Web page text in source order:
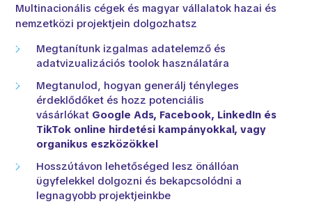
Multinacionális cégek és magyar vállalatok hazai és
nemzetközi projektjein dolgozhatsz
Megtanítunk izgalmas adatelemző és
adatvizualizációs toolok használatára
Megtanulod, hogyan generálj tényleges
érdeklődőket és hozz potenciális
vásárlókat Google Ads, Facebook, LinkedIn és
TikTok online hirdetési kampányokkal, vagy
organikus eszközökkel
Hosszútávon lehetőséged lesz önállóan
ügyfelekkel dolgozni és bekapcsolódni a
legnagyobb projektjeinkbe